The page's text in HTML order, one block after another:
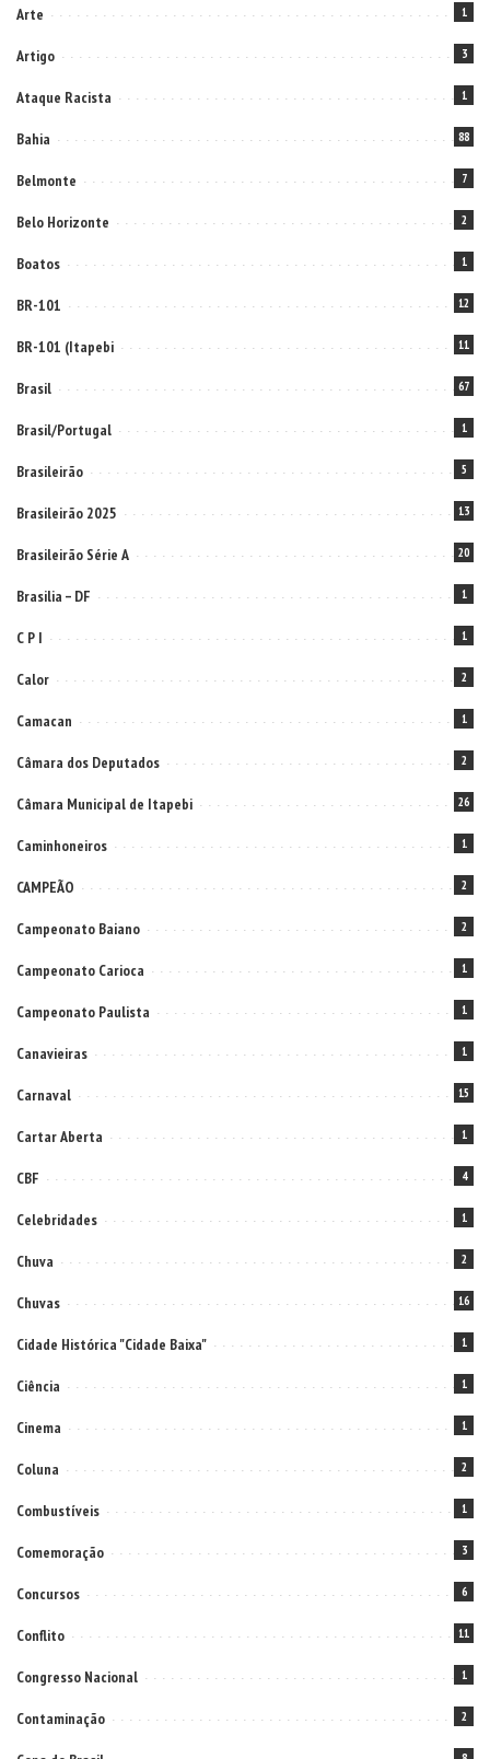
Arte 1
Artigo 3
Ataque Racista 1
Bahia 88
Belmonte 7
Belo Horizonte 2
Boatos 1
BR-101 12
BR-101 (Itapebi 11
Brasil 67
Brasil/Portugal 1
Brasileirão 5
Brasileirão 2025 13
Brasileirão Série A 20
Brasilia – DF 1
C P I 1
Calor 2
Camacan 1
Câmara dos Deputados 2
Câmara Municipal de Itapebi 26
Caminhoneiros 1
CAMPEÃO 2
Campeonato Baiano 2
Campeonato Carioca 1
Campeonato Paulista 1
Canavieiras 1
Carnaval 15
Cartar Aberta 1
CBF 4
Celebridades 1
Chuva 2
Chuvas 16
Cidade Histórica "Cidade Baixa" 1
Ciência 1
Cinema 1
Coluna 2
Combustíveis 1
Comemoração 3
Concursos 6
Conflito 11
Congresso Nacional 1
Contaminação 2